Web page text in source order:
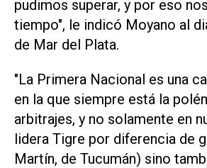
pudimos superar, y por eso
tiempo", le indicó Moyano al
de Mar del Plata.
"La Primera Nacional es una
en la que siempre está la
arbitrajes, y no solamente en
lidera Tigre por diferencia de
Martín, de Tucumán) sino